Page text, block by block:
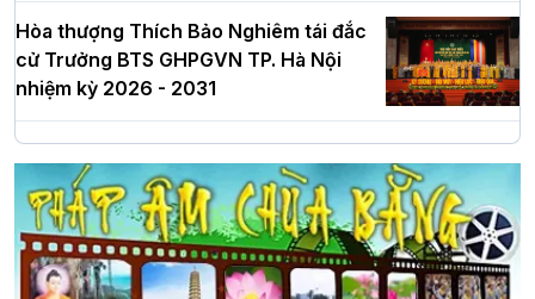
Hòa thượng Thích Bảo Nghiêm tái đắc
cử Trưởng BTS GHPGVN TP. Hà Nội
nhiệm kỳ 2026 - 2031
Hà Nội: Long trọng lễ khởi công xây
dựng Trung tâm văn hóa Phật giáo Thủ
đô